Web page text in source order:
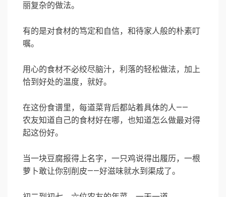
丽复杂的做法。
有的是对食材的笃定和自信，和待家人般的朴素叮
嘱。
用心的食材不必绞尽脑汁，利落的轻松做法，加上
恰到好处的温度，就好。
在这份食谱里，每道菜背后都站着具体的人——
农友知道自己的食材好在哪，也知道怎么做最对得
起这份好。
当一块豆腐报得上名字，一只鸡说得出履历，一根
萝卜敢让你别削皮——好滋味就水到渠成了。